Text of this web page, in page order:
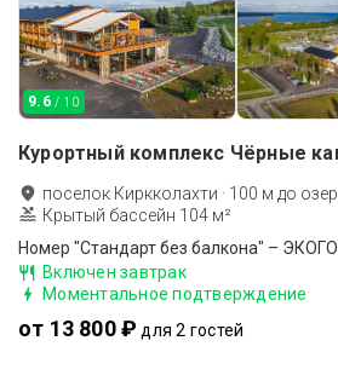
9.6 / 10
Курортный комплекс Чёрные
поселок Киркколахти · 100 м до
Крытый бассейн 104 м²
Номер "Стандарт без балкона" –
Включен завтрак
Моментальное подтверждение
от 13 800 ₽ для 2 гостей